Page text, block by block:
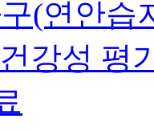
(연안습
강성 평